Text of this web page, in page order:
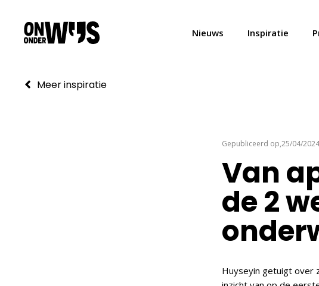
Nieuws Inspiratie
Meer inspiratie
Gepubliceerd op,25/04/2024
Van
de 2
Huyseyin getuigt over